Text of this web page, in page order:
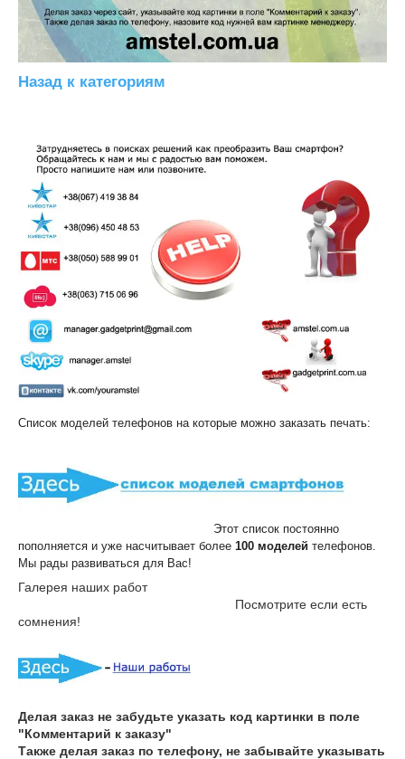
Назад к категориям
Список моделей телефонов на которые можно заказать печать:
Этот список постоянно
пополняется и уже насчитывает более 100 моделей телефонов.
Мы рады развиваться для Вас!
Галерея наших работ
Посмотрите если есть
сомнения!
Делая заказ не забудьте указать код картинки в поле
"Комментарий к заказу"
Также делая заказ по телефону, не забывайте указывать